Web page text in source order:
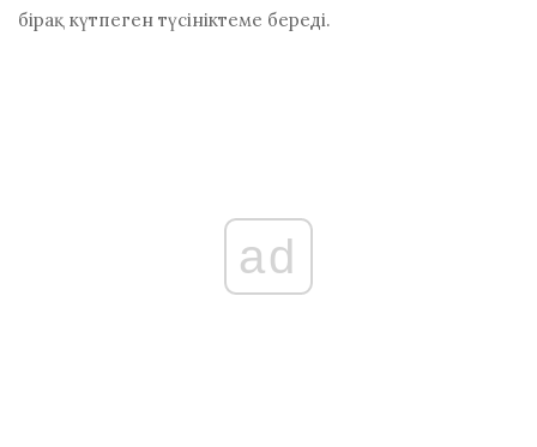
бірақ күтпеген түсініктеме береді.
ad